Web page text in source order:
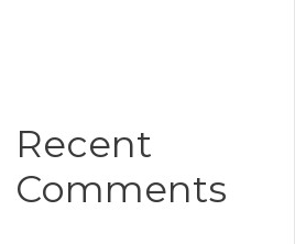
Recent
Comments